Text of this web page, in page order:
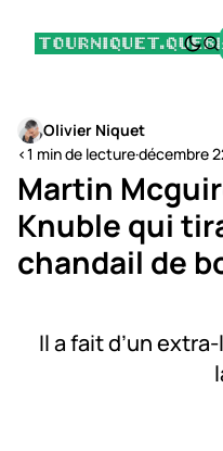
Olivier Niquet
<1 min de lecture·décembre
Martin
Knuble qui
chandail de
Il a fait d’un